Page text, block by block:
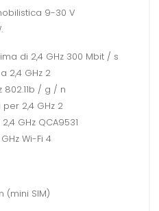
9-30 V
di 2,4 GHz 300 Mbit / s
2,4 GHz 2
/ g / n
2,4 GHz 2
GHz QCA9531
Wi-Fi 4
(mini SIM)